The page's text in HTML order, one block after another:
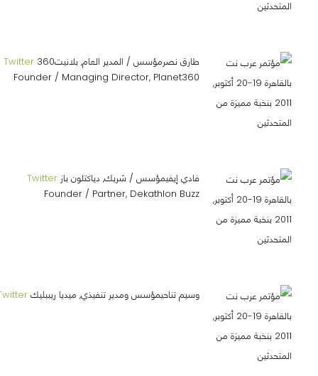
طارق نصرمؤسس / المدير العام, بلانيت360
Twitter
Founder / Managing Director, Planet360
فادي إيفيمؤسس / شريك, دياكتلون باز Twitter
Founder / Partner, Dekathlon Buzz
وسيم تناحيمؤسس ومدير تنفيذي, ميديا ريببليك